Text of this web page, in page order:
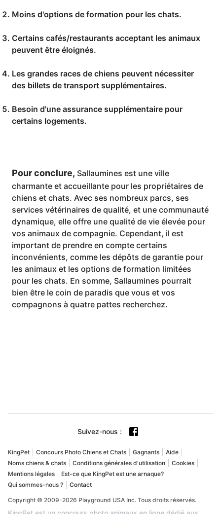
Moins d'options de formation pour les chats.
Certains cafés/restaurants acceptant les animaux
peuvent être éloignés.
Les grandes races de chiens peuvent nécessiter
des billets de transport supplémentaires.
Besoin d'une assurance supplémentaire pour
certains logements.
Pour conclure, Sallaumines est une ville
charmante et accueillante pour les propriétaires de
chiens et chats. Avec ses nombreux parcs, ses
services vétérinaires de qualité, et une communauté
dynamique, elle offre une qualité de vie élevée pour
vos animaux de compagnie. Cependant, il est
important de prendre en compte certains
inconvénients, comme les dépôts de garantie pour
les animaux et les options de formation limitées
pour les chats. En somme, Sallaumines pourrait
bien être le coin de paradis que vous et vos
compagnons à quatre pattes recherchez.
Suivez-nous :
KingPet Concours Photo Chiens et Chats Gagnants
Aide
Noms chiens & chats
Conditions générales d'utilisation
Cookies
Mentions légales
Est-ce que KingPet est une arnaque?
Qui sommes-nous ?
Contact
Copyright © 2009-2026 Playground USA Inc. Tous droits réservés.